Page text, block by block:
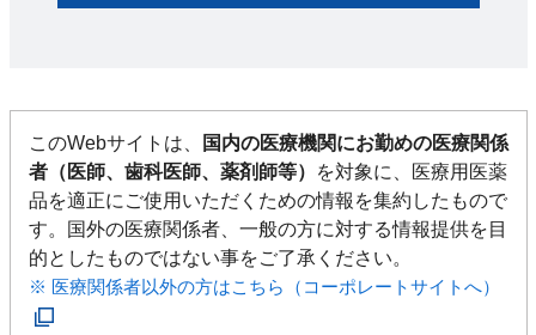
このWebサイトは、
国内の医療機関にお勤めの医療関係
者（医師、歯科医師、薬剤師等）
を対象に、医療用医薬
品を適正にご使用いただくための情報を集約したもので
す。国外の医療関係者、一般の方に対する情報提供を目
的としたものではない事をご了承ください。
※ 医療関係者以外の方はこちら（コーポレートサイトへ）